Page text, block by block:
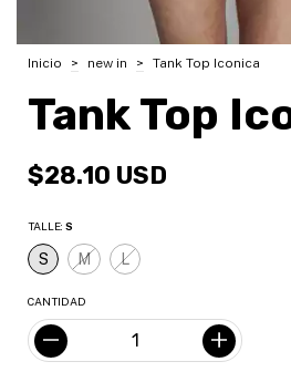
Inicio > new in > Tank Top Iconica
Tank Top
$28.10 USD
TALLE: S
S M L
CANTIDAD